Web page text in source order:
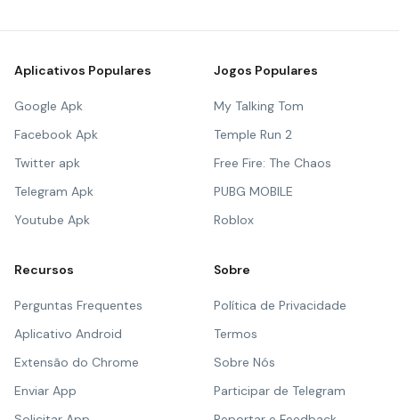
Aplicativos Populares
Google Apk
Facebook Apk
Twitter apk
Telegram Apk
Youtube Apk
Jogos Populares
My Talking Tom
Temple Run 2
Free Fire: The Chaos
PUBG MOBILE
Roblox
Recursos
Perguntas Frequentes
Aplicativo Android
Extensão do Chrome
Enviar App
Sobre
Política de Privacidade
Termos
Sobre Nós
Participar de Telegram